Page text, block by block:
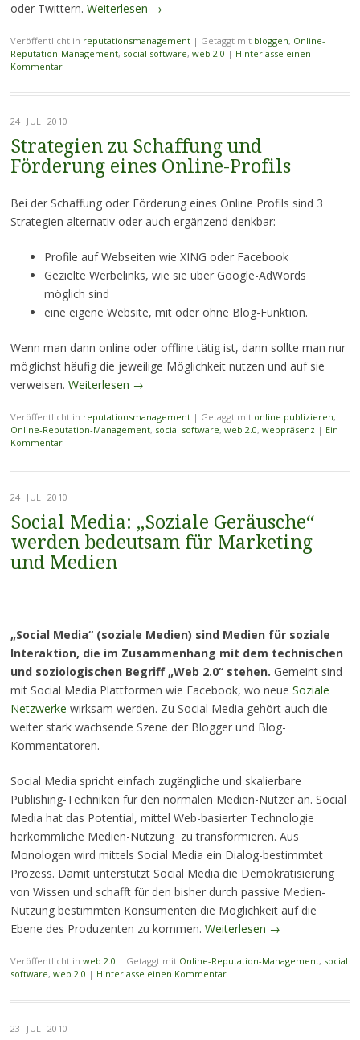
oder Twittern. Weiterlesen →
Veröffentlicht in reputationsmanagement | Getaggt mit bloggen, Online-
Reputation-Management, social software, web 2.0 | Hinterlasse einen
Kommentar
24. JULI 2010
Strategien zu Schaffung und
Förderung eines Online-Profils
Bei der Schaffung oder Förderung eines Online Profils sind 3
Strategien alternativ oder auch ergänzend denkbar:
Profile auf Webseiten wie XING oder Facebook
Gezielte Werbelinks, wie sie über Google-AdWords
möglich sind
eine eigene Website, mit oder ohne Blog-Funktion.
Wenn man dann online oder offline tätig ist, dann sollte man nur
möglichst häufig die jeweilige Möglichkeit nutzen und auf sie
verweisen. Weiterlesen →
Veröffentlicht in reputationsmanagement | Getaggt mit online publizieren,
Online-Reputation-Management, social software, web 2.0, webpräsenz | Ein
Kommentar
24. JULI 2010
Social Media: „Soziale Geräusche“
werden bedeutsam für Marketing
und Medien
„Social Media“ (soziale Medien) sind Medien für soziale
Interaktion, die im Zusammenhang mit dem technischen
und soziologischen Begriff „Web 2.0“ stehen. Gemeint sind
mit Social Media Plattformen wie Facebook, wo neue Soziale
Netzwerke wirksam werden. Zu Social Media gehört auch die
weiter stark wachsende Szene der Blogger und Blog-
Kommentatoren.
Social Media spricht einfach zugängliche und skalierbare
Publishing-Techniken für den normalen Medien-Nutzer an. Social
Media hat das Potential, mittel Web-basierter Technologie
herkömmliche Medien-Nutzung zu transformieren. Aus
Monologen wird mittels Social Media ein Dialog-bestimmtet
Prozess. Damit unterstützt Social Media die Demokratisierung
von Wissen und schafft für den bisher durch passive Medien-
Nutzung bestimmten Konsumenten die Möglichkeit auf die
Ebene des Produzenten zu kommen. Weiterlesen →
Veröffentlicht in web 2.0 | Getaggt mit Online-Reputation-Management, social
software, web 2.0 | Hinterlasse einen Kommentar
23. JULI 2010